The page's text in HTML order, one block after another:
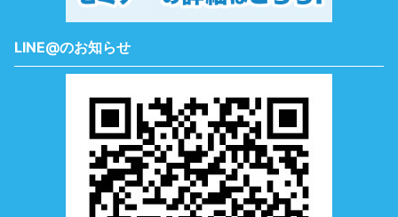
LINE@のお知らせ